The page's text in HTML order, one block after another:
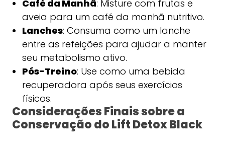
Café da Manhã: Misture com frutas e
aveia para um café da manhã nutritivo.
Lanches: Consuma como um lanche
entre as refeições para ajudar a manter
seu metabolismo ativo.
Pós-Treino: Use como uma bebida
recuperadora após seus exercícios
físicos.
Considerações Finais sobre a
Conservação do Lift Detox Black